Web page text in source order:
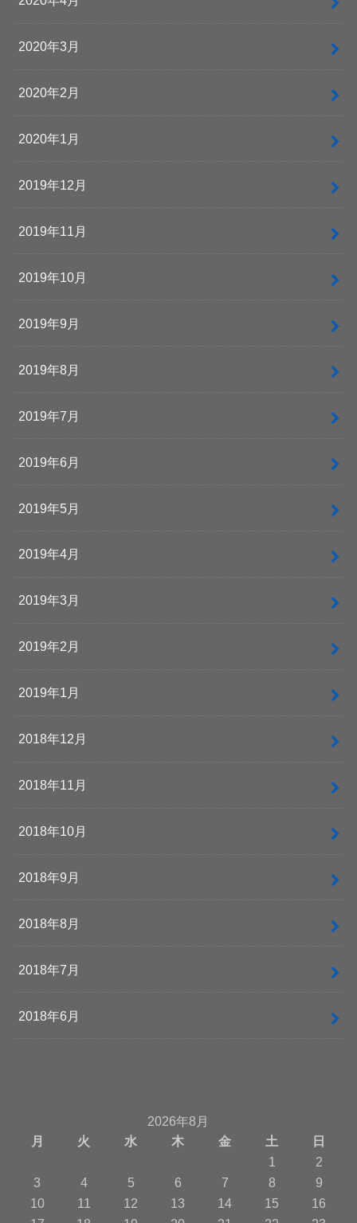
2020年3月
2020年2月
2020年1月
2019年12月
2019年11月
2019年10月
2019年9月
2019年8月
2019年7月
2019年6月
2019年5月
2019年4月
2019年3月
2019年2月
2019年1月
2018年12月
2018年11月
2018年10月
2018年9月
2018年8月
2018年7月
2018年6月
2026年8月
月
火 水 木 金 土
日
1
2
3
4 5 6 7 8
9
10
11 12 13 14 15
16